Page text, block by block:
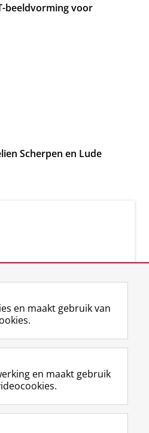
beeldvorming voor
Scherpen en Lude
F
a
e
b
o
L
i
k
e
I
R
S
-
f
e
I
n
t
r
Y
o
T
e
en maakt gebruik van
en maakt gebruik